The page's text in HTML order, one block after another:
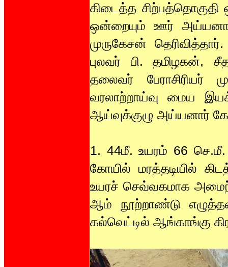
கிடைத்த
ஒன்றையும் ஊர் அய்யனார்
முருகேசன்
புலவர் பி. தமிழகன்,
தலைவர் பேராசிரியர்
வரலாற்றாய்வு மைய
ஆய்வுக்குழு அய்யனார்
1. 44மீ. உயரம் 66
கோயில் மரத்தடியில்
உயரச் செவ்வகமாக
ஆம் நூற்றாண்டு
கல்வெட்டில் ஆங்காங்கு